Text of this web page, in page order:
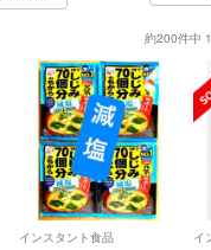
約200件中
インスタント食品 イ